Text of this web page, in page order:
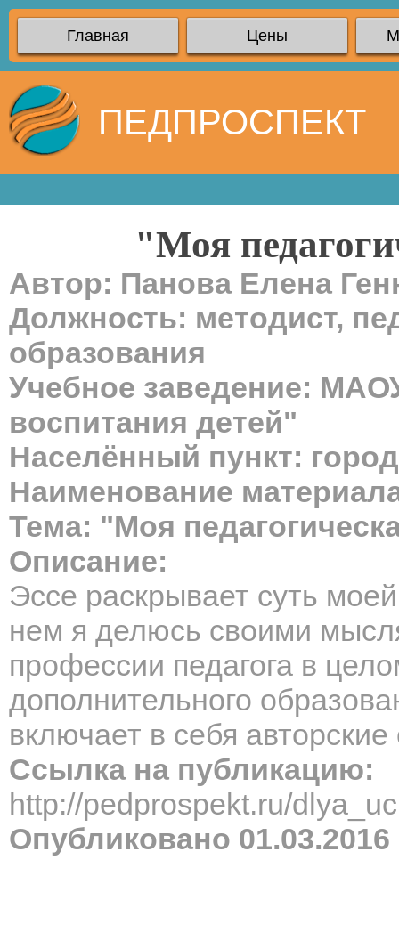
Главная Цены
ПЕДПРОСПЕКТ
"Моя
Автор: Панова Елена
Должность: методист,
образования
Учебное заведение:
воспитания детей"
Населённый пункт:
Наименование
Тема: "Моя
Описание:
Эссе раскрывает суть
нем я делюсь своими
профессии педагога в
дополнительного
включает в себя авторские
Ссылка на публикацию:
http://pedprospekt.ru/
Опубликовано 01.03.2016